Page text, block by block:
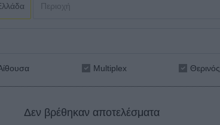
Multiplex Θερινός
Δεν βρέθηκαν αποτελέσματα